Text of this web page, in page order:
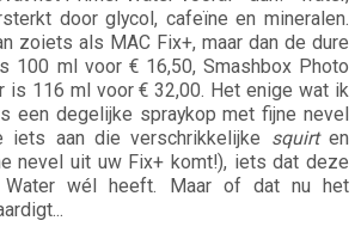
door glycol, cafeïne en mineralen.
zoiets als MAC Fix+, maar dan de dure
100 ml voor € 16,50, Smashbox Photo
is 116 ml voor € 32,00. Het enige wat ik
een degelijke spraykop met fijne nevel
iets aan die verschrikkelijke squirten
nevel uit uw Fix+ komt!), iets dat deze
Water wél heeft. Maar of dat nu het